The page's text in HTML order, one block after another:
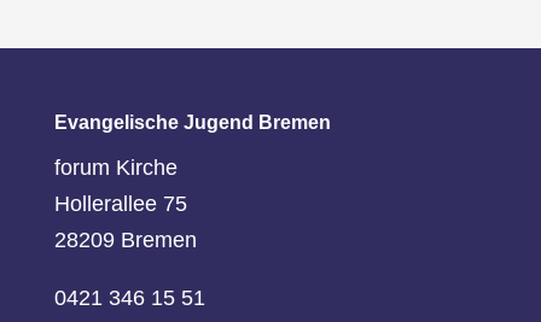
Evangelische Jugend Bremen
forum Kirche
Hollerallee 75
28209 Bremen
0421 346 15 51